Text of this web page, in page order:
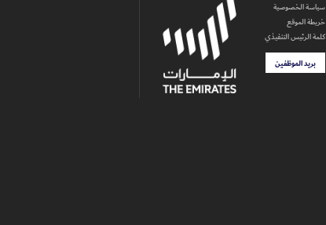
سياسة الخصوصية
خريطة الموقع
كلمة الرئيس التنفيذي
بريد الموظفين